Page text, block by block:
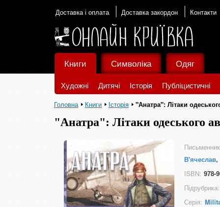
Доставка і оплата Доставка закордон Контакти
Книги
Художні Дитячі Історія Публіцистичні
Символіка Одяг
Головна Книги Історія "Анатра": Літаки
"Анатра": Літаки одеського
В'ячеслав,
ISBN: 978-
Підрубрика:
Серія: